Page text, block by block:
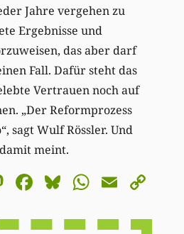
Jahre vergehen zu
Ergebnisse und
das aber darf
Fall. Dafür steht das
Vertrauen noch auf
„Der Reformprozess
sagt Wulf Rössler. Und
meint.
Mastodon
Facebook
BlueskyEmail